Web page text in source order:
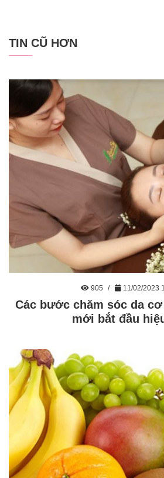
TIN CŨ HƠN
905 11/02/2023
Các bước chăm sóc da
mới bắt đầu